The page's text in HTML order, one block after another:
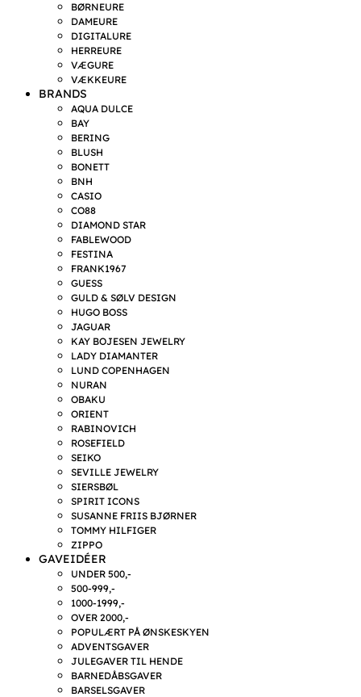
BØRNEURE
DAMEURE
DIGITALURE
HERREURE
VÆGURE
VÆKKEURE
BRANDS
AQUA DULCE
BAY
BERING
BLUSH
BONETT
BNH
CASIO
CO88
DIAMOND STAR
FABLEWOOD
FESTINA
FRANK1967
GUESS
GULD & SØLV DESIGN
HUGO BOSS
JAGUAR
KAY BOJESEN JEWELRY
LADY DIAMANTER
LUND COPENHAGEN
NURAN
OBAKU
ORIENT
RABINOVICH
ROSEFIELD
SEIKO
SEVILLE JEWELRY
SIERSBØL
SPIRIT ICONS
SUSANNE FRIIS BJØRNER
TOMMY HILFIGER
ZIPPO
GAVEIDÉER
UNDER 500,-
500-999,-
1000-1999,-
OVER 2000,-
POPULÆRT PÅ ØNSKESKYEN
ADVENTSGAVER
JULEGAVER TIL HENDE
BARNEDÅBSGAVER
BARSELSGAVER